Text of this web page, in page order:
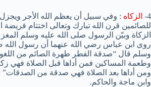
4- الزكاه : وفي سبيل أن يعظم الله الأجر ويجزل
للصائمين قرن الله تبارك وتعالى اختتام فريضة
الزكاة وبيّن الرسول صلى الله عليه وسلم
روى ابن عباس رضي الله عنهما أن رسول الله
وسلم قال “صدقة الفطر طهرة الصائم من
وطعمة المساكين فمن أداها قبل الصلاة فهي
ومن أداها بعد الصلاة فهي صدقة من الصدقات”
وابن ماجة والحاكم.